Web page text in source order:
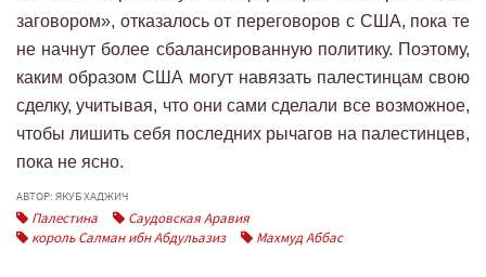
заговором», отказалось от переговоров с США, пока те
не начнут более сбалансированную политику. Поэтому,
каким образом США могут навязать палестинцам свою
сделку, учитывая, что они сами сделали все возможное,
чтобы лишить себя последних рычагов на палестинцев,
пока не ясно.
АВТОР: ЯКУБ ХАДЖИЧ
Палестина
Саудовская Аравия
король Салман ибн Абдульазиз
Махмуд Аббас